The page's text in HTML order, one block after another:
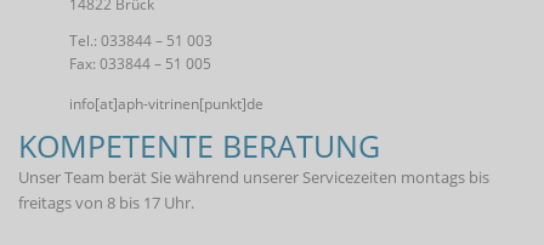
Tel.: 033844 – 51 003
Fax: 033844 – 51 005
info[at]aph-vitrinen[punkt]de
KOMPETENTE BERATUNG
Unser Team berät Sie während unserer Servicezeiten montags bis
freitags von 8 bis 17 Uhr.